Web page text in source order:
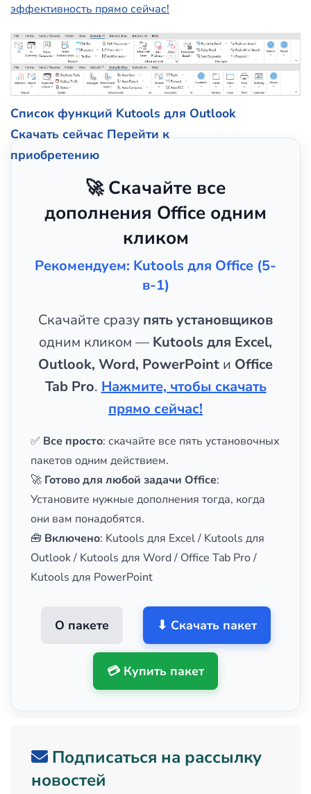
эффективность прямо сейчас!
Список функций Kutools для Outlook
Скачать сейчас Перейти к
приобретению
🚀 Скачайте все
дополнения Office одним
кликом
Рекомендуем: Kutools для Office (5-
в-1)
Скачайте сразу пять установщиков
одним кликом — Kutools для Excel,
Outlook, Word, PowerPoint и Office
Tab Pro. Нажмите, чтобы скачать
прямо сейчас!
✅ Все просто: скачайте все пять установочных
пакетов одним действием.
🚀 Готово для любой задачи Office:
Установите нужные дополнения тогда, когда
они вам понадобятся.
🧰 Включено: Kutools для Excel / Kutools для
Outlook / Kutools для Word / Office Tab Pro /
Kutools для PowerPoint
О пакете ⬇ Скачать пакет
💳 Купить пакет
Подписаться на рассылку
новостей